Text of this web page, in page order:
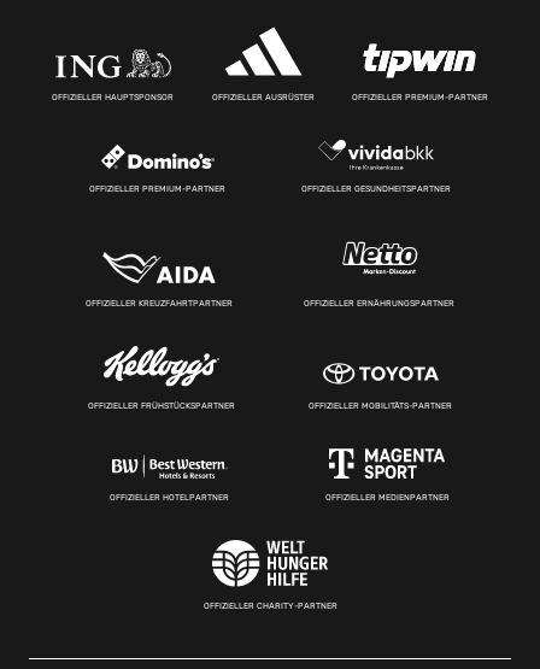
OFFIZIELLER HAUPTSPONSOR OFFIZIELLER AUSRÜSTER OFFIZIELLER PREMIUM-PARTNER
OFFIZIELLER PREMIUM-PARTNER OFFIZIELLER GESUNDHEITSPARTNER
OFFIZIELLER KREUZFAHRTPARTNER OFFIZIELLER ERNÄHRUNGSPARTNER
OFFIZIELLER FRÜHSTÜCKSPARTNER OFFIZIELLER MOBILITÄTS-PARTNER
OFFIZIELLER HOTELPARTNER OFFIZIELLER MEDIENPARTNER
OFFIZIELLER CHARITY-PARTNER